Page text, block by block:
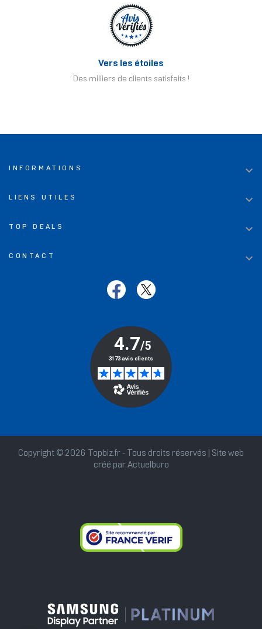
Vers les étoiles
Des milliers de clients satisfaits !
INFORMATIONS 
LIENS UTILES 
TOP DEALS 
CONTACT 
Copyright © 2026 Topbiz.fr - Tous droits réservés | Site web
créé par Actuelburo